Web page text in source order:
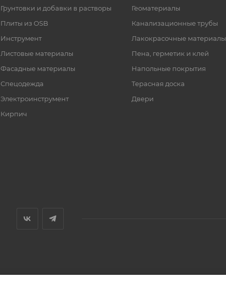
Грунтовки и добавки в растворы
Геоматериалы
Плиты из OSB
Канализационные трубы
Инструмент
Лакокрасочные материалы
Листовые материалы
Пена, герметик и клей
Фасадные материалы
Напольные покрытия
Спецодежда
Терасная доска
Электроинструмент
Двери
Кирпич